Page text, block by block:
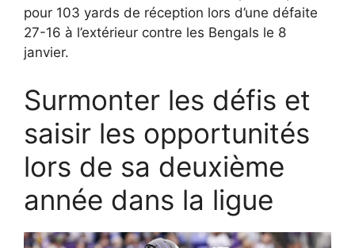
pour 103 yards de réception lors d’une défaite
27-16 à l’extérieur contre les Bengals le 8
janvier.
Surmonter les défis et
saisir les opportunités
lors de sa deuxième
année dans la ligue